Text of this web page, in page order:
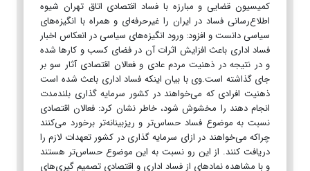
کمیسیون قضایی و مبارزه با فساد اقتصادی اتاق تهران شیوه
اطلاع‌رسانی فساد در ایران را غیر‌حرفه‌ای و همراه با انگیزه‌های
سیاسی دانست و افزود: ورود انگیزه‌های سیاسی در انعکاس اخبار
فساد اداری باعث افزایش اثرات آن در فضای کسب و کارها شده
و در نتیجه در ذهنیت مردم عادی و فعالان اقتصادی آثار سو بر
جای گذاشته است.وی با بیان اینکه فساد اداری باعث شده است
ذهنیت افرادی که می‌خواهند در کشور سرمایه گذاری بلندمدت
انجام دهند را مخشوش شود، خاطر نشان کرد: فعالان اقتصادی
نسبت به موضوع فساد حساس‌تر و ریزبینانه‌تر برخورد می‌کنند
چراکه می‌خواهند در ازای سرمایه گذاری در کشور تعهدات لازم را
دریافت کنند. از این رو نسبت به این موضوع حساس‌تر هستند
و با مشاهده نمادهای از فساد اداری و اقتصادی تصمیم گیری‌های